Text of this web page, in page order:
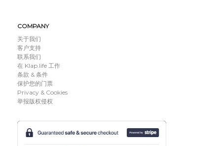
COMPANY
关于我们
客户支持
联系我们
在 Klap.life 工作
条款 & 条件
保护您的门票
Privacy & Cookies
举报版权侵权